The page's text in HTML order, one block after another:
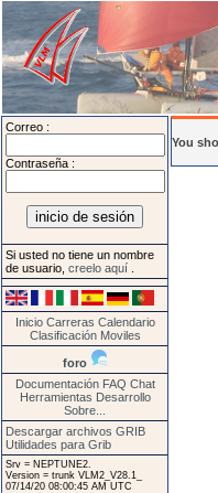
Correo :
Contraseña :
Si usted no tiene un nombre
de usuario, creelo aquí
Inicio Carreras Calendario
Clasificación Moviles
foro
Documentación FAQ Chat
Herramientas Desarrollo
Sobre...
Descargar archivos GRIB
Utilidades para Grib
Srv = NEPTUNE2.
Version = trunk VLM2_V28.1_
07/14/20 08:00:45 AM UTC
You